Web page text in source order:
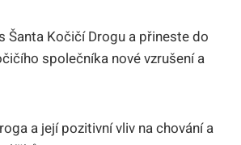
Šanta Kočičí Drogu a přineste do
společníka nové vzrušení a